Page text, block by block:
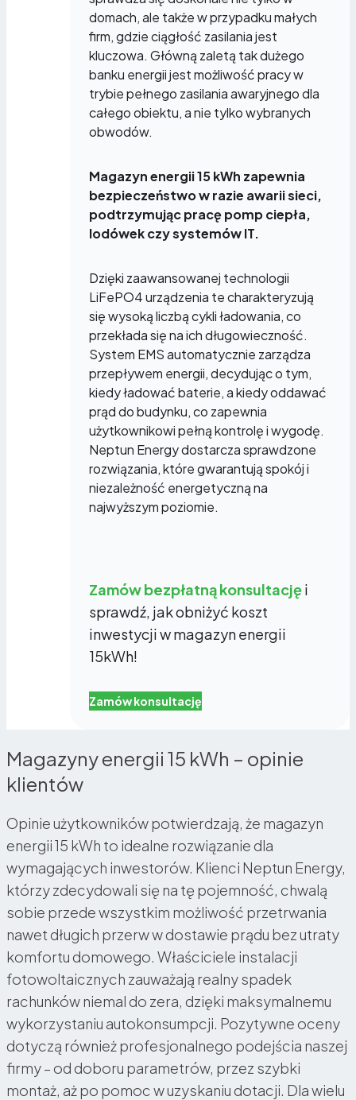
domach, ale także w przypadku małych
firm, gdzie ciągłość zasilania jest
kluczowa. Główną zaletą tak dużego
banku energii jest możliwość pracy w
trybie pełnego zasilania awaryjnego dla
całego obiektu, a nie tylko wybranych
obwodów.
Magazyn energii 15 kWh zapewnia
bezpieczeństwo w razie awarii sieci,
podtrzymując pracę pomp ciepła,
lodówek czy systemów IT.
Dzięki zaawansowanej technologii
LiFePO4 urządzenia te charakteryzują
się wysoką liczbą cykli ładowania, co
przekłada się na ich długowieczność.
System EMS automatycznie zarządza
przepływem energii, decydując o tym,
kiedy ładować baterie, a kiedy oddawać
prąd do budynku, co zapewnia
użytkownikowi pełną kontrolę i wygodę.
Neptun Energy dostarcza sprawdzone
rozwiązania, które gwarantują spokój i
niezależność energetyczną na
najwyższym poziomie.
Zamów bezpłatną konsultacjęi
sprawdź, jak obniżyć koszt
inwestycji w magazyn energii
15kWh!
Zamów konsultację
Magazyny energii 15 kWh – opinie
klientów
Opinie użytkowników potwierdzają, że magazyn
energii 15 kWh to idealne rozwiązanie dla
wymagających inwestorów. Klienci Neptun Energy,
którzy zdecydowali się na tę pojemność, chwalą
sobie przede wszystkim możliwość przetrwania
nawet długich przerw w dostawie prądu bez utraty
komfortu domowego. Właściciele instalacji
fotowoltaicznych zauważają realny spadek
rachunków niemal do zera, dzięki maksymalnemu
wykorzystaniu autokonsumpcji. Pozytywne oceny
dotyczą również profesjonalnego podejścia naszej
firmy – od doboru parametrów, przez szybki
montaż, aż po pomoc w uzyskaniu dotacji. Dla wielu